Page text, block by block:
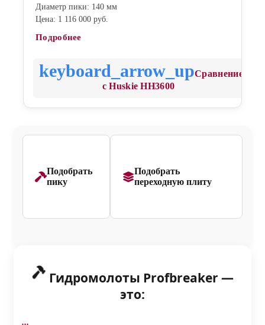
Диаметр пики: 140 мм
Цена: 1 116 000 руб.
Подробнее
Сравнение
с Huskie HH3600
Подобрать
пику
Подобрать
переходную плиту
Гидромолоты Profbreaker —
это: